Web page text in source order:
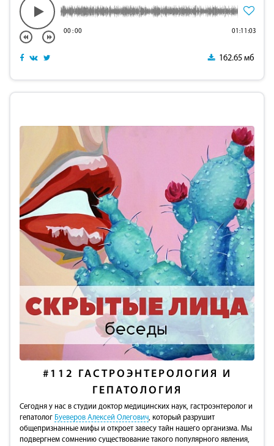
00:00 01:11:03
162.65 мб
#112
ГАСТРОЭНТЕРОЛОГИЯ И
ГЕПАТОЛОГИЯ
Сегодня у нас в студии доктор медицинских наук, гастроэнтеролог и
гепатолог Буеверов Алексей Олегович, который разрушит
общепризнанные мифы и откроет завесу тайн нашего организма. Мы
подвергнем сомнению существование такого популярного явления,